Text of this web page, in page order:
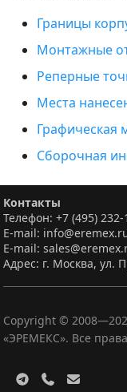
Границы
Монтажные
Реперные
Места
Графическая
Сборочная
Контакты
Телефон: +7 (495) 232-
E-mail:
E-mail:
Адрес: г. Москва, ул.
Copyright © 2008—
«ЭРЕМЕКС». Все